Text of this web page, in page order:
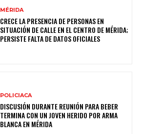
MÉRIDA
CRECE LA PRESENCIA DE PERSONAS EN
SITUACIÓN DE CALLE EN EL CENTRO DE MÉRIDA;
PERSISTE FALTA DE DATOS OFICIALES
POLICIACA
DISCUSIÓN DURANTE REUNIÓN PARA BEBER
TERMINA CON UN JOVEN HERIDO POR ARMA
BLANCA EN MÉRIDA